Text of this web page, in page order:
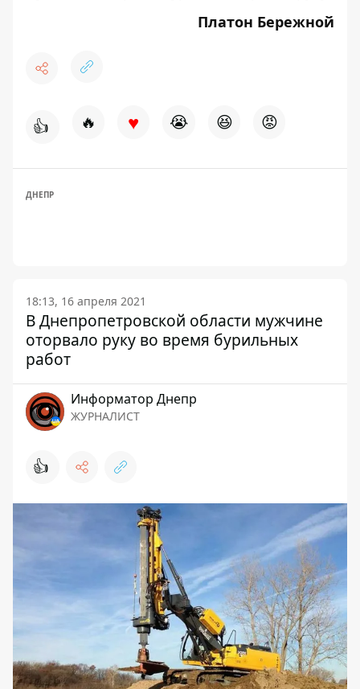
Платон Бережной
👍 🔥 ♥ 😭 😆 😡
ДНЕПР
18:13, 16 апреля 2021
В Днепропетровской области мужчине
оторвало руку во время бурильных
работ
Информатор Днепр
ЖУРНАЛИСТ
👍